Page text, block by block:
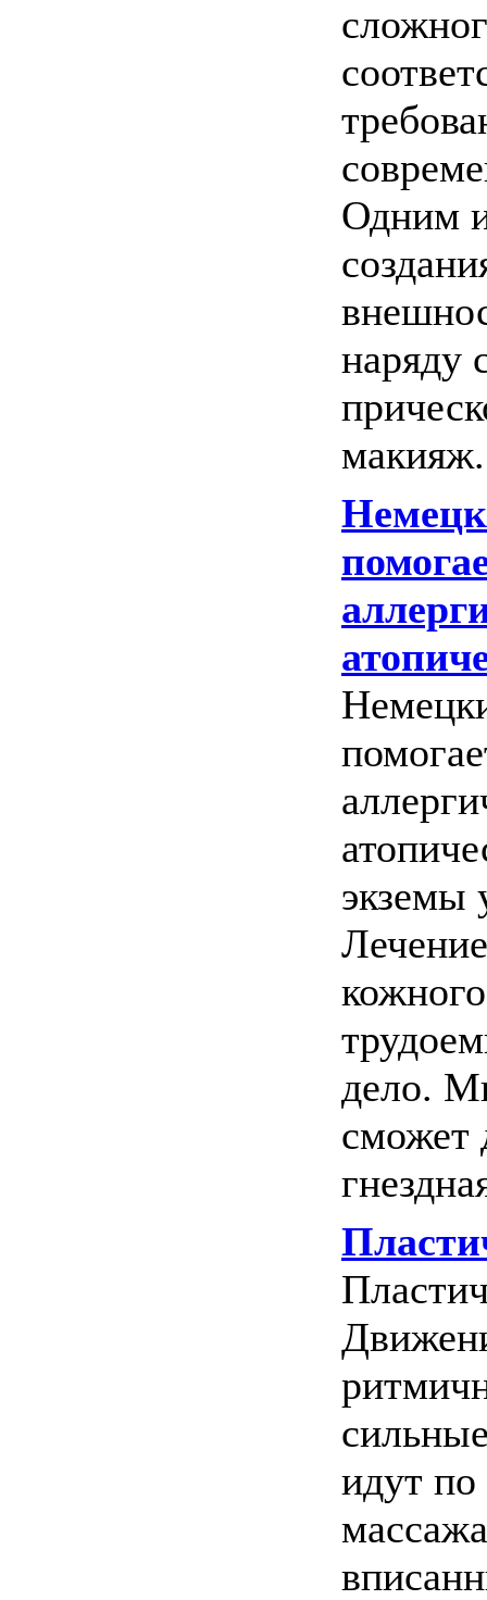
Одним
наряду
экземы
дело.
сможет
идут